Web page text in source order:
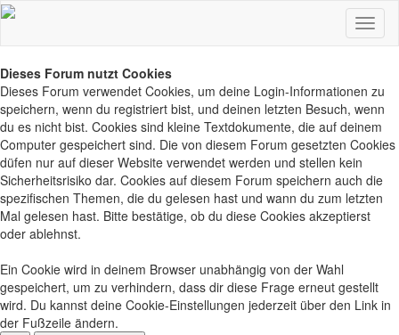
Dieses Forum nutzt Cookies
Dieses Forum verwendet Cookies, um deine Login-Informationen zu
speichern, wenn du registriert bist, und deinen letzten Besuch, wenn
du es nicht bist. Cookies sind kleine Textdokumente, die auf deinem
Computer gespeichert sind. Die von diesem Forum gesetzten Cookies
düfen nur auf dieser Website verwendet werden und stellen kein
Sicherheitsrisiko dar. Cookies auf diesem Forum speichern auch die
spezifischen Themen, die du gelesen hast und wann du zum letzten
Mal gelesen hast. Bitte bestätige, ob du diese Cookies akzeptierst
oder ablehnst.
Ein Cookie wird in deinem Browser unabhängig von der Wahl
gespeichert, um zu verhindern, dass dir diese Frage erneut gestellt
wird. Du kannst deine Cookie-Einstellungen jederzeit über den Link in
der Fußzeile ändern.